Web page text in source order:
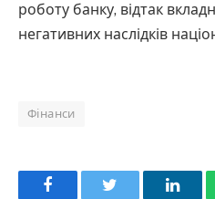
роботу банку, відтак
негативних наслідків
Фінанси
Facebook